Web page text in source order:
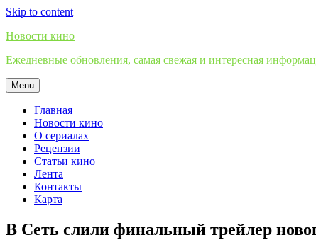
Skip to content
Новости кино
Ежедневные обновления, самая свежая и интересная
Menu
Главная
Новости кино
О сериалах
Рецензии
Статьи кино
Лента
Контакты
Карта
В Сеть слили финальный трейлер